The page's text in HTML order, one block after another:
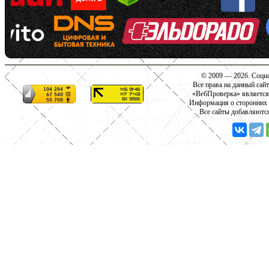
© 2009 — 2026.
Все права на данный
«ВебПроверка»
Информация о сторонних
Все сайты